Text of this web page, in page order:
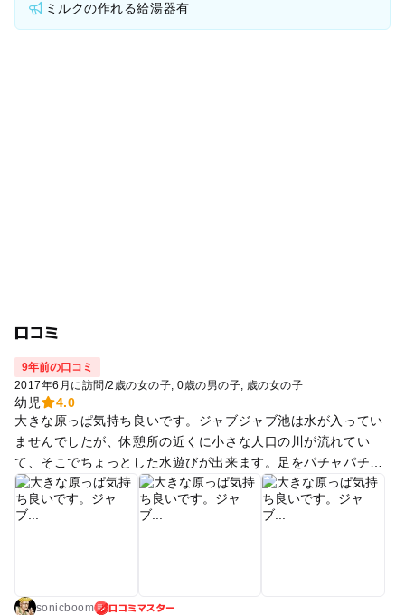
ミルクの作れる給湯器有
口コミ
9年前の口コミ
2017年6月に訪問/2歳の女の子 0歳の男の子 歳の女の子
幼児
4.0
大きな原っぱ気持ち良いです。ジャブジャブ池は水が入ってい
ませんでしたが、休憩所の近くに小さな人口の川が流れてい
て、そこでちょっとした水遊びが出来ます。足をパチャパチャ
する程度。山からの水を引いているのか、めっちゃ冷たかった
です。 休憩所のソフトクリームは大当たりの美味しさでした。
sonicboom 口コミマスター